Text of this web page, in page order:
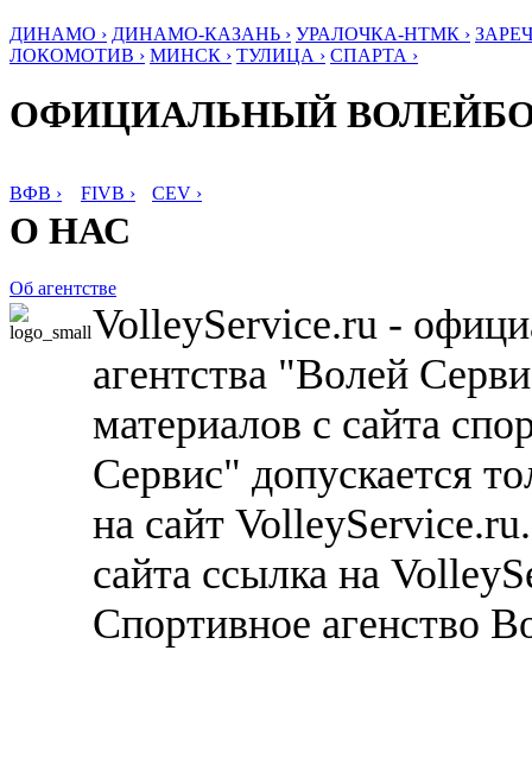
ДИНАМО › ДИНАМО-КАЗАНЬ › УРАЛОЧКА-НТМК ›
ЛОКОМОТИВ › МИНСК › ТУЛИЦА › СПАРТА ›
ОФИЦИАЛЬНЫЙ
ВФВ › FIVB › CEV ›
О НАС
Об агентстве
VolleyService.ru -
агентства "Волей
материалов с сайта
Сервис" допускается
на сайт
сайта ссылка на
Спортивное агенство